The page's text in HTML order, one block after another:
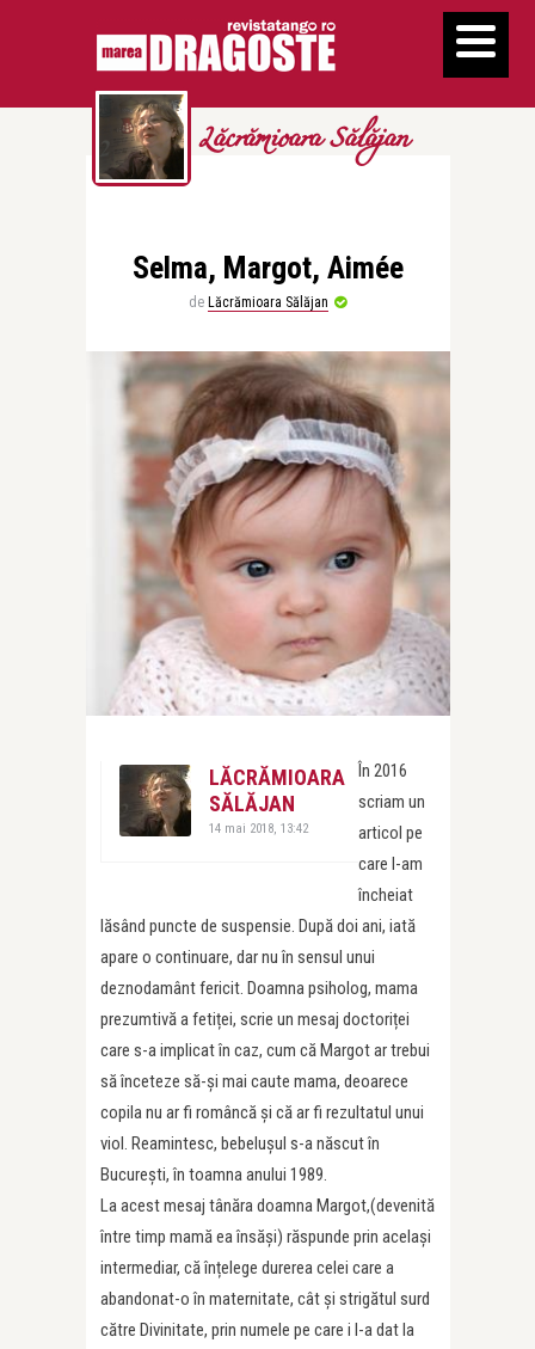
Lăcrămioara Sălăjan
Selma, Margot, Aimée
de Lăcrămioara Sălăjan
LĂCRĂMIOARA
SĂLĂJAN
14 mai 2018, 13:42
În 2016
scriam un
articol pe
care l-am
încheiat
lăsând puncte de suspensie. După doi ani, iată
apare o continuare, dar nu în sensul unui
deznodamânt fericit. Doamna psiholog, mama
prezumtivă a fetiței, scrie un mesaj doctoriței
care s-a implicat în caz, cum că Margot ar trebui
să înceteze să-și mai caute mama, deoarece
copila nu ar fi româncă și că ar fi rezultatul unui
viol. Reamintesc, bebelușul s-a născut în
București, în toamna anului 1989.
La acest mesaj tânăra doamna Margot,(devenită
între timp mamă ea însăși) răspunde prin același
intermediar, că înțelege durerea celei care a
abandonat-o în maternitate, cât și strigătul surd
către Divinitate, prin numele pe care i l-a dat la